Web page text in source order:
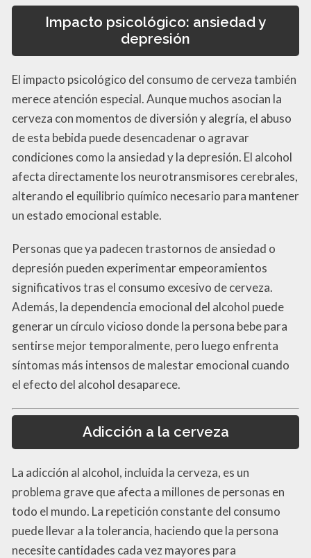
Impacto psicológico: ansiedad y
depresión
El impacto psicológico del consumo de cerveza también
merece atención especial. Aunque muchos asocian la
cerveza con momentos de diversión y alegría, el abuso
de esta bebida puede desencadenar o agravar
condiciones como la ansiedad y la depresión. El alcohol
afecta directamente los neurotransmisores cerebrales,
alterando el equilibrio químico necesario para mantener
un estado emocional estable.
Personas que ya padecen trastornos de ansiedad o
depresión pueden experimentar empeoramientos
significativos tras el consumo excesivo de cerveza.
Además, la dependencia emocional del alcohol puede
generar un círculo vicioso donde la persona bebe para
sentirse mejor temporalmente, pero luego enfrenta
síntomas más intensos de malestar emocional cuando
el efecto del alcohol desaparece.
Adicción a la cerveza
La adicción al alcohol, incluida la cerveza, es un
problema grave que afecta a millones de personas en
todo el mundo. La repetición constante del consumo
puede llevar a la tolerancia, haciendo que la persona
necesite cantidades cada vez mayores para